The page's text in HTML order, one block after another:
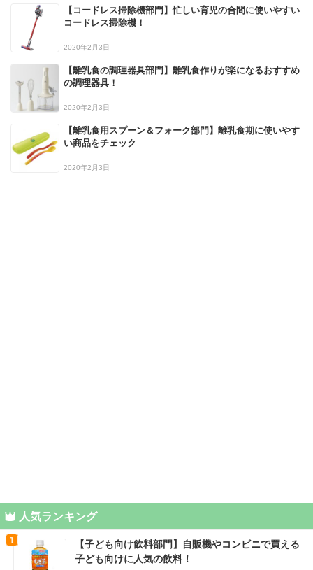
【コードレス掃除機部門】忙しい育児の合間に使いやすい
コードレス掃除機！
2020年2月3日
【離乳食の調理器具部門】離乳食作りが楽になるおすすめ
の調理器具！
2020年2月3日
【離乳食用スプーン＆フォーク部門】離乳食期に使いやす
い商品をチェック
2020年2月3日
人気ランキング
【子ども向け飲料部門】自販機やコンビニで買える
子ども向けに人気の飲料！